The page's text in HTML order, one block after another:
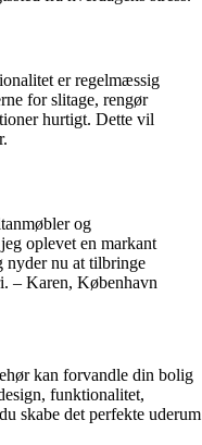
er regelmæssig
for slitage, rengør
hurtigt. Dette vil
og
oplevet en markant
nyder nu at tilbringe
– Karen, København
kan forvandle din bolig
funktionalitet,
skabe det perfekte uderum